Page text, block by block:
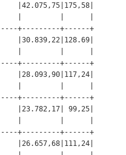
+---------+------+
+---------+------+
+---------+------+
99,25|
+---------+------+
|26.657,68|111,24|